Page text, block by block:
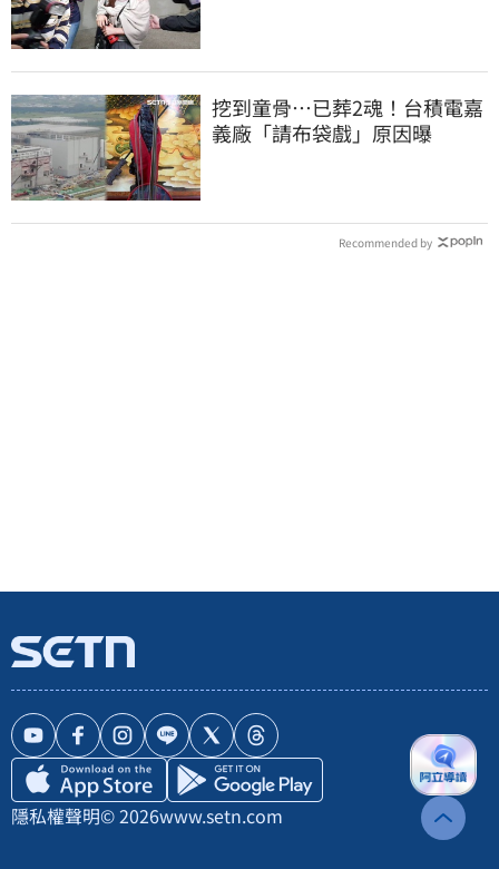
挖到童骨…已葬2魂！台積電嘉
義廠「請布袋戲」原因曝
Recommended by
隱私權聲明© 2026www.setn.com